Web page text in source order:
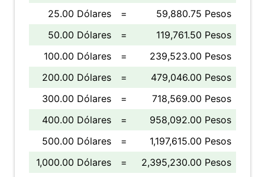
25.00 Dólares
=
59,880.75 Pesos
50.00 Dólares
=
119,761.50 Pesos
100.00 Dólares
=
239,523.00 Pesos
200.00 Dólares
=
479,046.00 Pesos
300.00 Dólares
=
718,569.00 Pesos
400.00 Dólares
=
958,092.00 Pesos
500.00 Dólares
=
1,197,615.00 Pesos
1,000.00 Dólares
=
2,395,230.00 Pesos